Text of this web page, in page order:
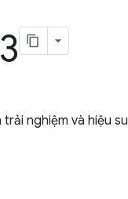
nghiệm và hiệu